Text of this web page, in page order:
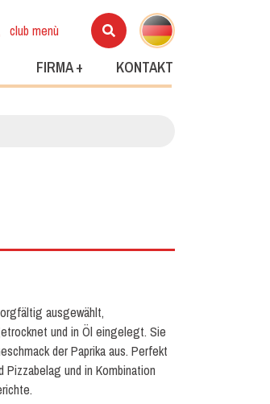
club menù
FIRMA + KONTAKT
ausgewählt,
und in Öl eingelegt. Sie
der Paprika aus. Perfekt
und in Kombination